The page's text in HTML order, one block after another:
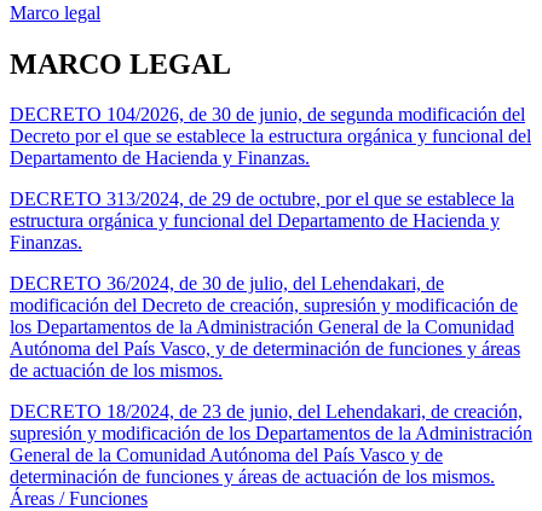
Marco legal
MARCO LEGAL
DECRETO 104/2026, de 30 de junio, de segunda modificación del
Decreto por el que se establece la estructura orgánica y funcional del
Departamento de Hacienda y Finanzas.
DECRETO 313/2024, de 29 de octubre, por el que se establece la
estructura orgánica y funcional del Departamento de Hacienda y
Finanzas.
DECRETO 36/2024, de 30 de julio, del Lehendakari, de
modificación del Decreto de creación, supresión y modificación de
los Departamentos de la Administración General de la Comunidad
Autónoma del País Vasco, y de determinación de funciones y áreas
de actuación de los mismos.
DECRETO 18/2024, de 23 de junio, del Lehendakari, de creación,
supresión y modificación de los Departamentos de la Administración
General de la Comunidad Autónoma del País Vasco y de
determinación de funciones y áreas de actuación de los mismos.
Áreas / Funciones